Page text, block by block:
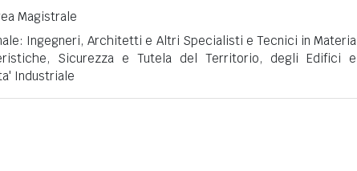
Magistrale
Ingegneri, Architetti e Altri Specialisti e Tecnici in Materia
Sicurezza e Tutela del Territorio, degli Edifici e
Industriale